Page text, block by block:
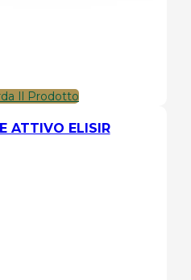
Il Prodotto
ATTIVO ELISIR